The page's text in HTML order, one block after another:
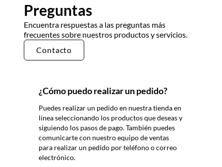
Preguntas
Encuentra respuestas a las preguntas más
frecuentes sobre nuestros productos y servicios.
Contacto
¿Cómo puedo realizar un pedido?
Puedes realizar un pedido en nuestra tienda en
línea seleccionando los productos que deseas y
siguiendo los pasos de pago. También puedes
comunicarte con nuestro equipo de ventas
para realizar un pedido por teléfono o correo
electrónico.